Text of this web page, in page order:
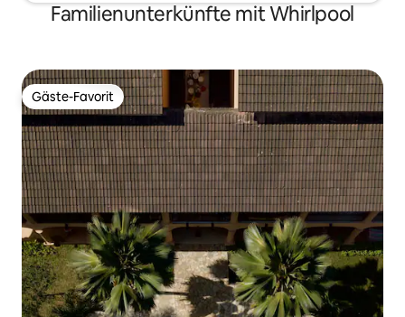
Familienunterkünfte mit Whirlpool
Gäste-Favorit
Gäste-Favorit